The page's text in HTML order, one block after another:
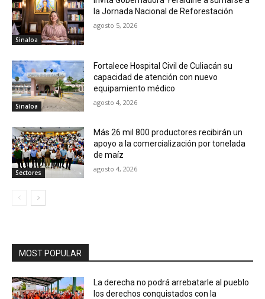
Sinaloa
la Jornada Nacional de Reforestación
agosto 5, 2026
Sinaloa
Fortalece Hospital Civil de Culiacán su
capacidad de atención con nuevo
equipamiento médico
agosto 4, 2026
Sectores
Más 26 mil 800 productores recibirán un
apoyo a la comercialización por tonelada
de maíz
agosto 4, 2026
MOST POPULAR
La derecha no podrá arrebatarle al pueblo
los derechos conquistados con la